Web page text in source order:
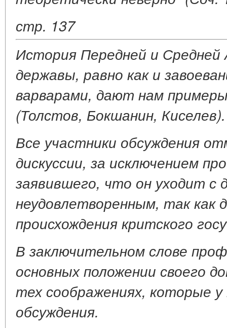
стр. 137
История Передней и
державы, равно как и
варварами, дают нам
(Толстов, Бокшанин, Киселев).
Все участники обсуждения
дискуссии, за исключением
заявившего, что он уходит с
неудовлетворенным, так как
происхождения критского
В заключительном слове
основных положении своего
тех соображениях, которые у
обсуждения.